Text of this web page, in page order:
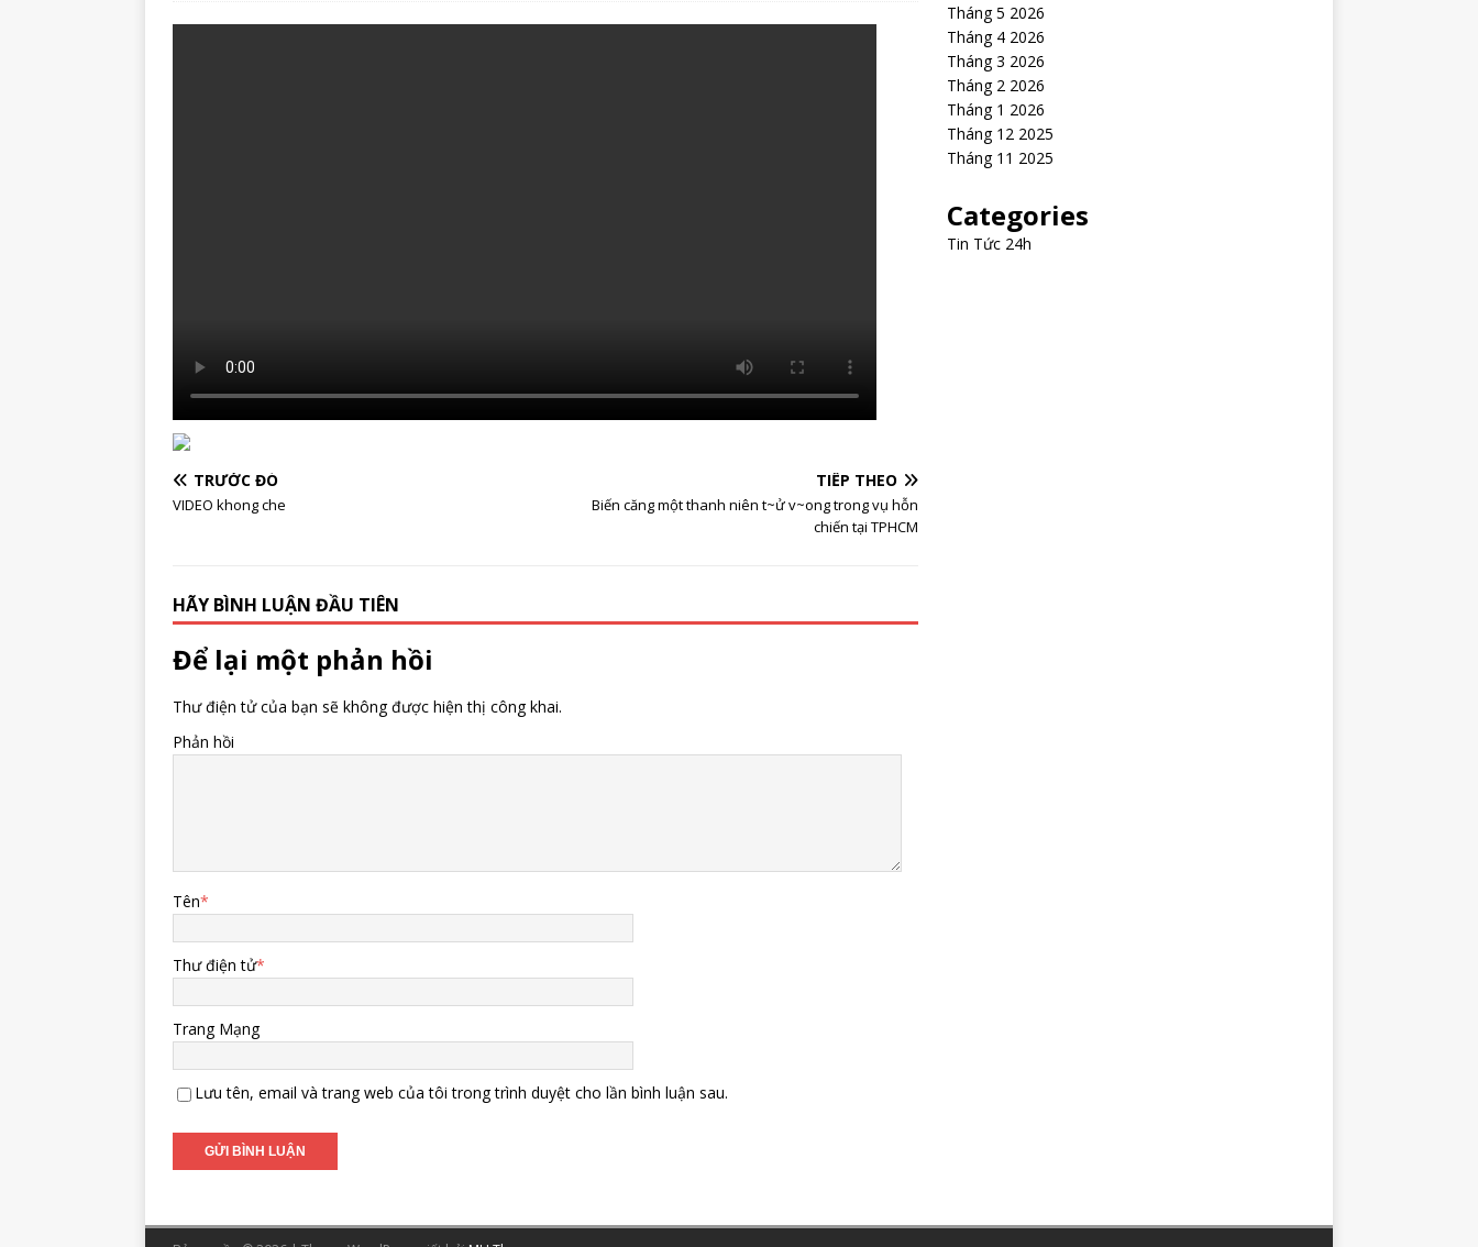
TRƯỚC ĐÓ
VIDEO khong che
TIẾP THEO
Biến căng một thanh niên t~ử v~ong trong vụ hỗn
chiến tại TPHCM
HÃY BÌNH LUẬN ĐẦU TIÊN
Để lại một phản hồi
Thư điện tử của bạn sẽ không được hiện thị công khai.
Phản hồi
Tên*
Thư điện tử*
Trang Mạng
Lưu tên, email và trang web của tôi trong trình duyệt cho lần bình luận sau.
Tháng 5 2026
Tháng 4 2026
Tháng 3 2026
Tháng 2 2026
Tháng 1 2026
Tháng 12 2025
Tháng 11 2025
Categories
Tin Tức 24h